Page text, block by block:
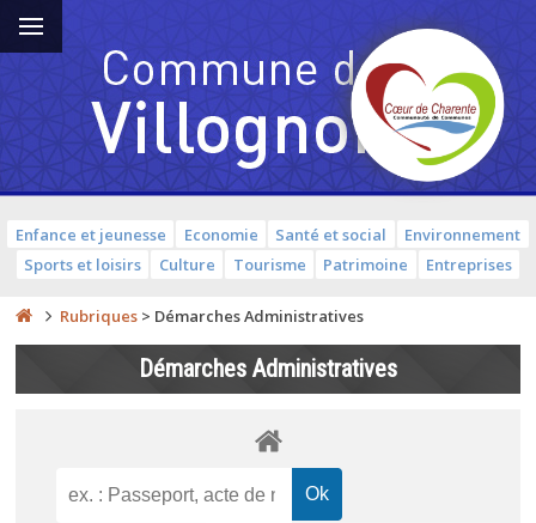
Enfance et jeunesse Economie Santé et social
Environnement
Sports et loisirs
Culture Tourisme Patrimoine Entreprises
Rubriques > Démarches Administratives
Démarches Administratives